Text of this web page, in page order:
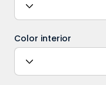
Color interior